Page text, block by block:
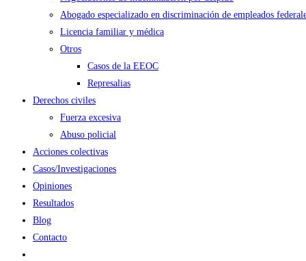
Abogado especializado en discriminación de empleados
Licencia familiar y médica
Otros
Casos de la EEOC
Represalias
Derechos civiles
Fuerza excesiva
Abuso policial
Acciones colectivas
Casos/Investigaciones
Opiniones
Resultados
Blog
Contacto